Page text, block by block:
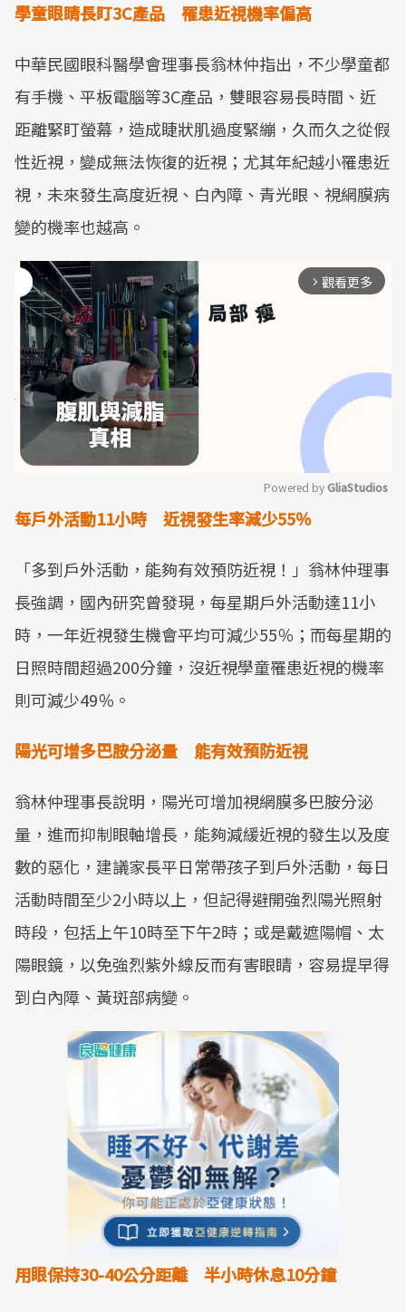
學童眼睛長盯3C產品 罹患近視機率偏高
中華民國眼科醫學會理事長翁林仲指出，不少學童都
有手機、平板電腦等3C產品，雙眼容易長時間、近
距離緊盯螢幕，造成睫狀肌過度緊繃，久而久之從假
性近視，變成無法恢復的近視；尤其年紀越小罹患近
視，未來發生高度近視、白內障、青光眼、視網膜病
變的機率也越高。
arrow_forward_ios 觀看更多
Powered by GliaStudios
每戶外活動11小時 近視發生率減少55％
「多到戶外活動，能夠有效預防近視！」翁林仲理事
長強調，國內研究曾發現，每星期戶外活動達11小
時，一年近視發生機會平均可減少55％；而每星期的
日照時間超過200分鐘，沒近視學童罹患近視的機率
則可減少49％。
陽光可增多巴胺分泌量 能有效預防近視
翁林仲理事長說明，陽光可增加視網膜多巴胺分泌
量，進而抑制眼軸增長，能夠減緩近視的發生以及度
數的惡化，建議家長平日常帶孩子到戶外活動，每日
活動時間至少2小時以上，但記得避開強烈陽光照射
時段，包括上午10時至下午2時；或是戴遮陽帽、太
陽眼鏡，以免強烈紫外線反而有害眼睛，容易提早得
到白內障、黃斑部病變。
用眼保持30-40公分距離 半小時休息10分鐘